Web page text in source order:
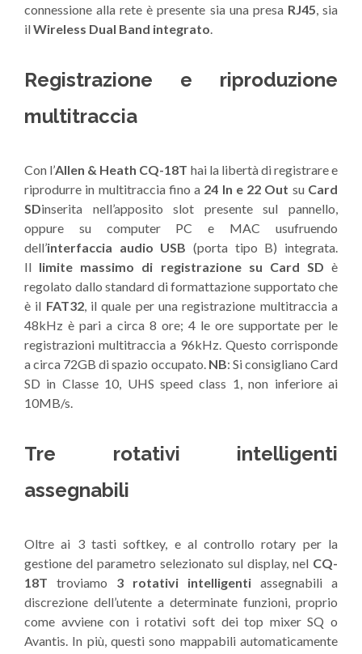
connessione alla rete è presente sia una presa RJ45 , sia
ilWireless Dual Band integrato
Registrazione e riproduzione
multitraccia
Con l’Allen & Heath CQ-18T hai la libertà di registrare e
riprodurre in multitraccia fino a 24 In e 22 Out su Card
SDinserita nell’apposito slot presente sul pannello,
oppure su computer PC e MAC usufruendo
dell’interfaccia audio USB (porta tipo B) integrata.
Il limite massimo di registrazione su Card SD è
regolato dallo standard di formattazione supportato che
è il FAT32, il quale per una registrazione multitraccia a
48kHz è pari a circa 8 ore; 4 le ore supportate per le
registrazioni multitraccia a 96kHz. Questo corrisponde
a circa 72GB di spazio occupato. NB: Si consigliano Card
SD in Classe 10, UHS speed class 1, non inferiore ai
10MB/s.
Tre rotativi intelligenti
assegnabili
Oltre ai 3 tasti softkey, e al controllo rotary per la
gestione del parametro selezionato sul display, nel CQ-
18T troviamo 3 rotativi intelligenti assegnabili a
discrezione dell’utente a determinate funzioni, proprio
come avviene con i rotativi soft dei top mixer SQ o
Avantis. In più, questi sono mappabili automaticamente